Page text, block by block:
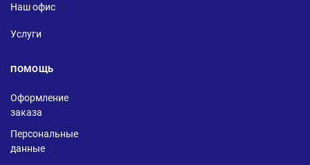
Наш офис
Услуги
ПОМОЩЬ
Оформление
заказа
Персональные
данные